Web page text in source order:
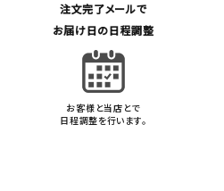
注文完了メールで
お届け日の日程調整
お客様と当店とで
日程調整を行います。